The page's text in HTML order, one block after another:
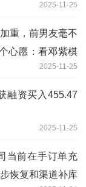
2025-11-25
重，前男友毫不
心愿：看邓紫棋
她戴着钻戒走下
2025-11-25
融资买入455.47
2025-11-25
当前在手订单充
恢复和渠道补库